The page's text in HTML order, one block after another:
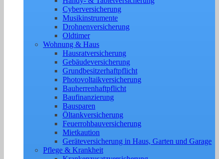
Cyberversicherung
Musikinstrumente
Drohnenversicherung
Oldtimer
Wohnung & Haus
Hausratversicherung
Gebäudeversicherung
Grundbesitzerhaftpflicht
Photovoltaikversicherung
Bauherrenhaftpflicht
Baufinanzierung
Bausparen
Öltankversicherung
Feuerrohbauversicherung
Mietkaution
Geräteversicherung in Haus, Garten und Garage
Pflege & Krankheit